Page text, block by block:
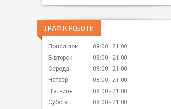
ГРАФІК РОБОТИ
Понеділок 08:00
21:00
Вівторок
08:00
21:00
Середа
08:00
21:00
Четвер
08:00
21:00
Пʼятниця
08:00
21:00
Субота
08:00
21:00